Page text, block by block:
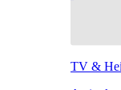
TV &